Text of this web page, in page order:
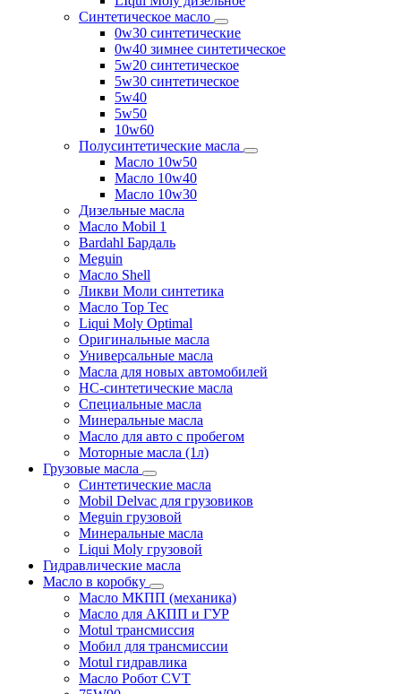
Синтетическое масло
0w30 синтетические
0w40 зимнее синтетическое
5w20 синтетическое
5w30 синтетическое
5w40
5w50
10w60
Полусинтетические масла
Масло 10w50
Масло 10w40
Масло 10w30
Дизельные масла
Масло Mobil 1
Bardahl Бардаль
Meguin
Масло Shell
Ликви Моли синтетика
Масло Top Tec
Liqui Moly Optimal
Оригинальные масла
Универсальные масла
Масла для новых автомобилей
HC-синтетические масла
Специальные масла
Минеральные масла
Масло для авто с пробегом
Моторные масла (1л)
Грузовые масла
Синтетические масла
Mobil Delvac для грузовиков
Meguin грузовой
Минеральные масла
Liqui Moly грузовой
Гидравлические масла
Масло в коробку
Масло МКПП (механика)
Масло для АКПП и ГУР
Motul трансмиссия
Мобил для трансмиссии
Motul гидравлика
Масло Робот CVT